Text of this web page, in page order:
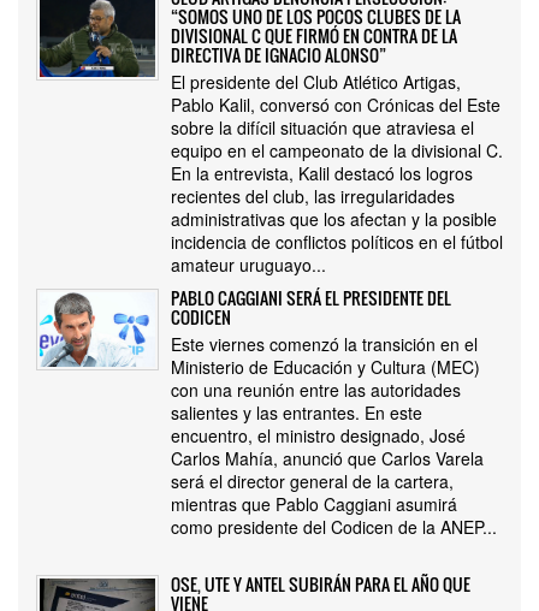
“SOMOS UNO DE LOS POCOS CLUBES DE LA
DIVISIONAL C QUE FIRMÓ EN CONTRA DE LA
DIRECTIVA DE IGNACIO ALONSO”
El presidente del Club Atlético Artigas,
Pablo Kalil, conversó con Crónicas del Este
sobre la difícil situación que atraviesa el
equipo en el campeonato de la divisional C.
En la entrevista, Kalil destacó los logros
recientes del club, las irregularidades
administrativas que los afectan y la posible
incidencia de conflictos políticos en el fútbol
amateur uruguayo...
PABLO CAGGIANI SERÁ EL PRESIDENTE DEL
CODICEN
Este viernes comenzó la transición en el
Ministerio de Educación y Cultura (MEC)
con una reunión entre las autoridades
salientes y las entrantes. En este
encuentro, el ministro designado, José
Carlos Mahía, anunció que Carlos Varela
será el director general de la cartera,
mientras que Pablo Caggiani asumirá
como presidente del Codicen de la ANEP...
OSE, UTE Y ANTEL SUBIRÁN PARA EL AÑO QUE
VIENE